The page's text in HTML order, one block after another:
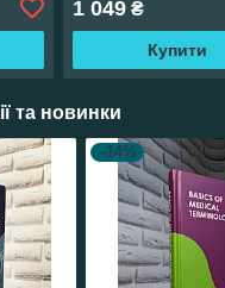
1 049₴
Купити
та новинки
–14%